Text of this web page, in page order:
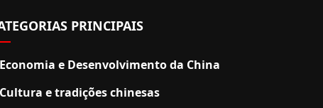
PRINCIPAIS
Economia e Desenvolvimento da China
Cultura e tradições chinesas